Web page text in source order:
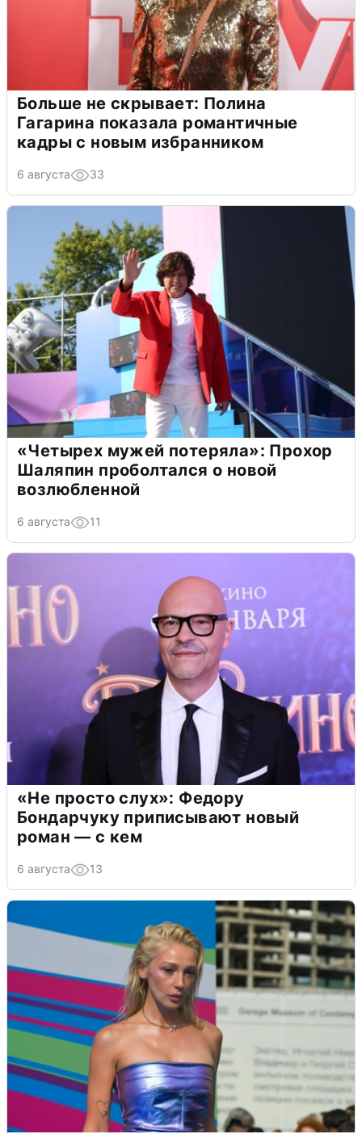
Больше не скрывает: Полина
Гагарина показала романтичные
кадры с новым избранником
6 августа 33
«Четырех мужей потеряла»: Прохор
Шаляпин проболтался о новой
возлюбленной
6 августа 11
«Не просто слух»: Федору
Бондарчуку приписывают новый
роман — с кем
6 августа 13